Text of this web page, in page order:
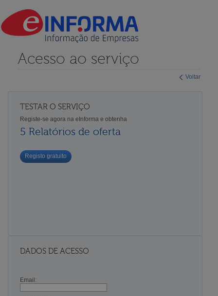
Voltar
Acesso ao serviço
TESTAR O SERVIÇO
Registe-se agora na eInforma e obtenha
5 Relatórios de oferta
Registo gratuito
DADOS DE ACESSO
Email: